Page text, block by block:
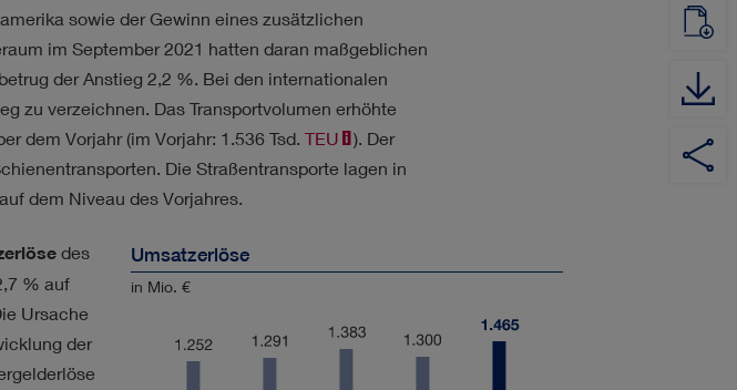
sowie der Gewinn eines zusätzlichen
im September 2021 hatten daran maßgeblichen
betrug der Anstieg 2,2 %. Bei den internationalen
zu verzeichnen. Das Transportvolumen erhöhte
dem Vorjahr (im Vorjahr: 1.536 Tsd. TEU
). Der
Die Straßentransporte lagen in
dem Niveau des Vorjahres.
Umsatzerlöse
in Mio. €
des
% auf
Ursache
der